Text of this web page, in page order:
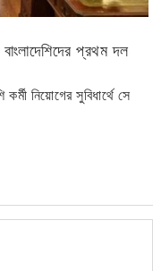
প্রথম দল
নিয়োগের সুবিধার্থে সে